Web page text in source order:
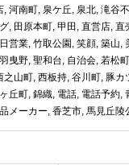
, 河南町, 泉ケ丘, 泉北, 滝谷
, 田原本町, 甲田 , 直営店, 直
営業, 竹取公園 , 笑顔, 築山,
羽曳野, 聖和台, 自治会, 若松町
之山町, 西板持, 谷川町, 豚カ
丘町, 錦織, 電話, 電話予約,
メーカー, 香芝市, 馬見丘陵